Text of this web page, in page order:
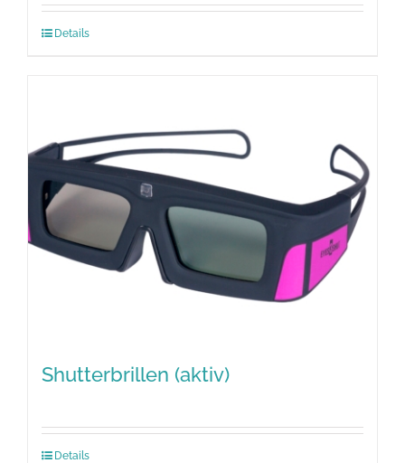
Details
Shutterbrillen (aktiv)
Details